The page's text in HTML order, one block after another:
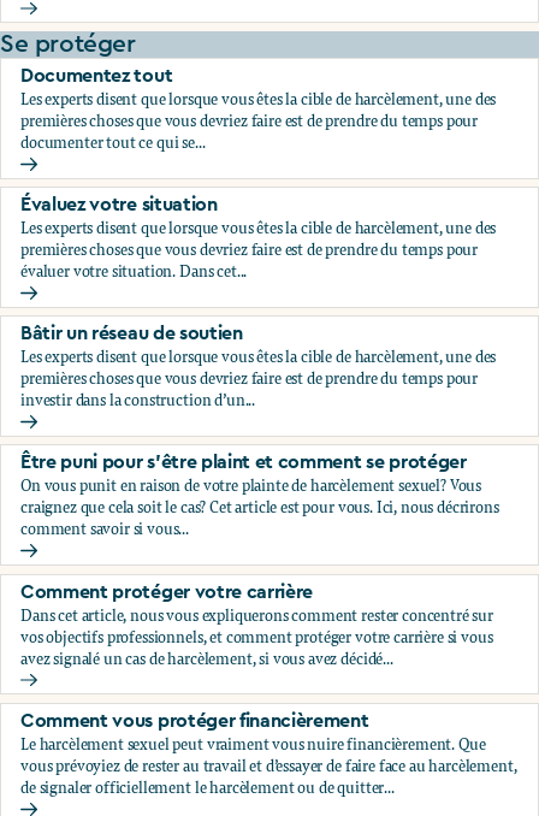
Les effets financiers du harcèlement fondé sur le genre au
Se protéger
Documentez tout
Les experts disent que lorsque vous êtes la cible de harcèlement, une des
premières choses que vous devriez faire est de prendre du temps pour
documenter tout ce qui se...
Documentez tout
Évaluez votre situation
Les experts disent que lorsque vous êtes la cible de harcèlement, une des
premières choses que vous devriez faire est de prendre du temps pour
évaluer votre situation. Dans cet...
Évaluez votre situation
Bâtir un réseau de soutien
Les experts disent que lorsque vous êtes la cible de harcèlement, une des
premières choses que vous devriez faire est de prendre du temps pour
investir dans la construction d’un...
Bâtir un réseau de soutien
Être puni pour s’être plaint et comment se protéger
On vous punit en raison de votre plainte de harcèlement sexuel? Vous
craignez que cela soit le cas? Cet article est pour vous. Ici, nous décrirons
comment savoir si vous...
Être puni pour s’être plaint et comment se protéger
Comment protéger votre carrière
Dans cet article, nous vous expliquerons comment rester concentré sur
vos objectifs professionnels, et comment protéger votre carrière si vous
avez signalé un cas de harcèlement, si vous avez décidé...
Comment protéger votre carrière
Comment vous protéger financièrement
Le harcèlement sexuel peut vraiment vous nuire financièrement. Que
vous prévoyiez de rester au travail et d’essayer de faire face au harcèlement,
de signaler officiellement le harcèlement ou de quitter...